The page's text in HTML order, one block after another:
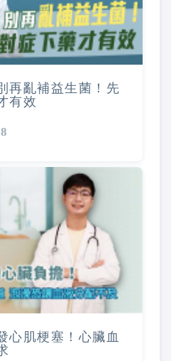
亂補益生菌！先
有效
心肌梗塞！心臟血